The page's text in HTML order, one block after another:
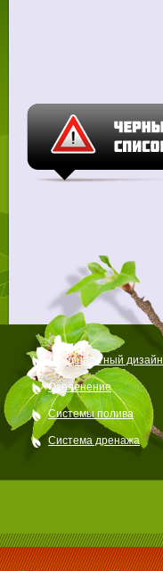
Ландшафтный дизайн
Озеленение
Системы полива
Система дренажа